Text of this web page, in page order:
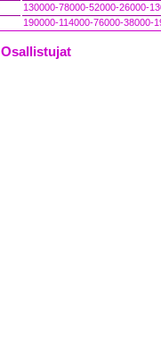
130000-78000-52000-26000-
190000-114000-76000-38000-
Osallistujat